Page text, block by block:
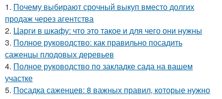
1. Почему выбирают срочный выкуп вместо долгих
продаж через агентства
2. Царги в шкафу: что это такое и для чего они нужны
3. Полное руководство: как правильно посадить
саженцы плодовых деревьев
4. Полное руководство по закладке сада на вашем
участке
5. Посадка саженцев: 8 важных правил, которые нужно